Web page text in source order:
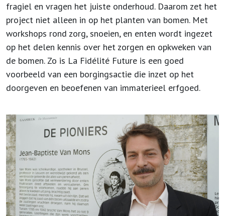
fragiel en vragen het juiste onderhoud. Daarom zet het
project niet alleen in op het planten van bomen. Met
workshops rond zorg, snoeien, en enten wordt ingezet
op het delen kennis over het zorgen en opkweken van
de bomen. Zo is La Fidélité Future is een goed
voorbeeld van een borgingsactie die inzet op het
doorgeven en beoefenen van immaterieel erfgoed.